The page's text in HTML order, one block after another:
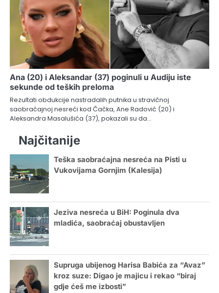
Ana (20) i Aleksandar (37) poginuli u Audiju iste
sekunde od teških preloma
Rezultati obdukcije nastradalih putnika u stravičnoj
saobraćajnoj nesreći kod Čačka, Ane Radović (20) i
Aleksandra Masalušića (37), pokazali su da…
Najčitanije
Teška saobraćajna nesreća na Pisti u
Vukovijama Gornjim (Kalesija)
Jeziva nesreća u BiH: Poginula dva
mladića, saobraćaj obustavljen
Supruga ubijenog Harisa Babića za “Avaz”
kroz suze: Digao je majicu i rekao “biraj
gdje ćeš me izbosti”